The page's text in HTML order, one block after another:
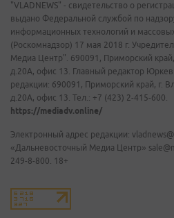
"VLADNEWS" - свидетельство о
выдано Федеральной службой по
информационных технологий и
(Роскомнадзор) 17 мая 2018 г.
Медиа Центр". 690091, Приморский
д.20А, офис 13. Главный редактор
редакции: 690091, Приморский край, г.
д.20А, офис 13. Тел.: +7 (423) 2-415-600.
https://mediadv.online/
Электронный адрес редакции:
«Дальневосточный Медиа Центр»
249-8-800. 18+